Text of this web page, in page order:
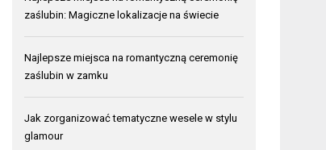
zaślubin: Magiczne lokalizacje na świecie
Najlepsze miejsca na romantyczną ceremonię
zaślubin w zamku
Jak zorganizować tematyczne wesele w stylu
glamour